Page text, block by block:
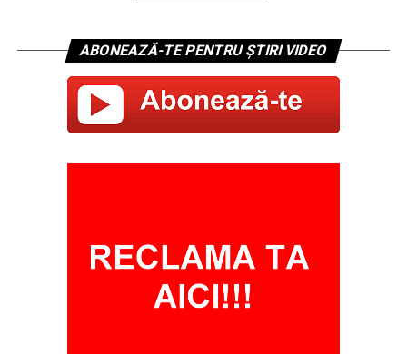
ABONEAZĂ-TE PENTRU ȘTIRI VIDEO